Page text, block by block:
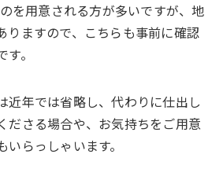
を用意される方が多いですが、地
りますので、こちらも事前に確認
。
近年では省略し、代わりに仕出し
ださる場合や、お気持ちをご用意
らっしゃいます。